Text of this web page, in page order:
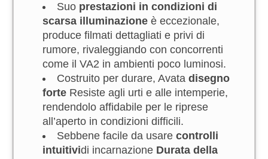
Suo prestazioni in condizioni di
scarsa illuminazione è eccezionale,
produce filmati dettagliati e privi di
rumore, rivaleggiando con concorrenti
come il VA2 in ambienti poco luminosi.
Costruito per durare, Avata disegno
forte Resiste agli urti e alle intemperie,
rendendolo affidabile per le riprese
all’aperto in condizioni difficili.
Sebbene facile da usare controlli
intuitividi incarnazione Durata della